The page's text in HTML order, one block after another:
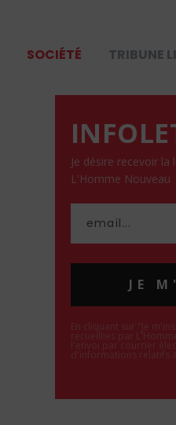
SOCIÉTÉ TRIBUNE
Je désire recevoir
L'Homme Nouveau
JE
En cliquant sur "Je
recueillies par
l'envoi par courrier
d'informations relatifs